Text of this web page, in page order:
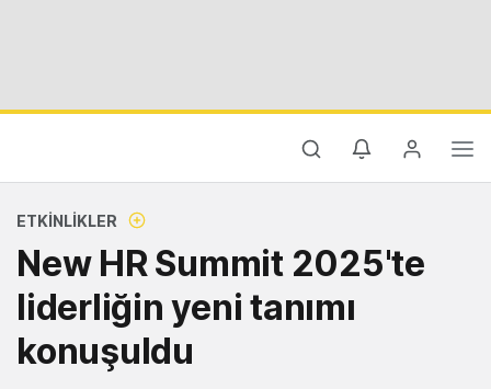
ETKINLIKLER
New HR Summit 2025'te
liderliğin yeni tanımı
konuşuldu